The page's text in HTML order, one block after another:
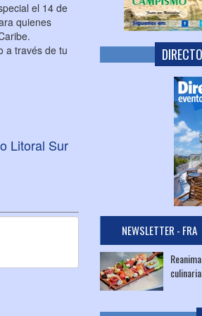
el 14 de
quienes
a través de tu
Litoral Sur
NEWSLETTER - FRA